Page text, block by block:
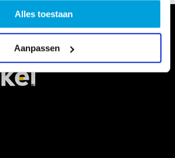
Alles toestaan
Aanpassen